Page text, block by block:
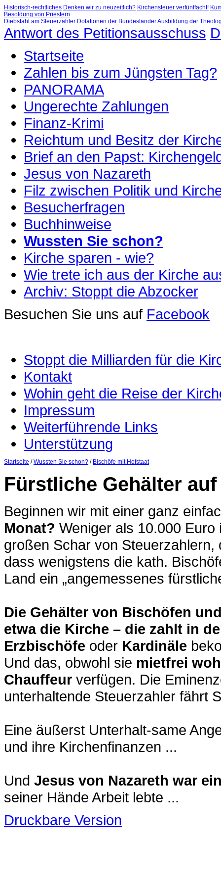
Historisch-rechtliches Denken wir zu neuzeitlich? Kirchensteuer verfünffacht!
Besoldung von Priestern
Diebstahl am Steuerzahler Dotationen der BundesländerAusbildung der
Antwort des Petitionsausschuss
Startseite
Zahlen bis zum Jüngsten Tag?
PANORAMA
Ungerechte Zahlungen
Finanz-Krimi
Reichtum und Besitz der
Brief an den Papst:
Jesus von Nazareth
Filz zwischen Politik und
Besucherfragen
Buchhinweise
Wussten Sie schon?
Kirche sparen - wie?
Wie trete ich aus der Kirche
Archiv: Stoppt die Abzocker
Besuchen Sie uns auf Facebook
Stoppt die Milliarden für die
Kontakt
Wohin geht die Reise der
Impressum
Weiterführende Links
Unterstützung
Startseite /Wussten Sie schon? / Bischöfe mit Hofstaat
Fürstliche Gehälter
Beginnen wir mit einer ganz
Monat? Weniger als 10.000
großen Schar von Steuerzahlern,
dass wenigstens die kath.
Land ein „angemessenes
Die Gehälter von Bischöfen
etwa die Kirche – die zahlt in
Erzbischöfe oder Kardinäle
Und das, obwohl sie mietfrei
Chauffeur verfügen. Die
unterhaltende Steuerzahler fährt
Eine äußerst Unterhalt-same
und ihre Kirchenfinanzen ...
Und Jesus von Nazareth war
seiner Hände Arbeit lebte ...
Druckbare Version